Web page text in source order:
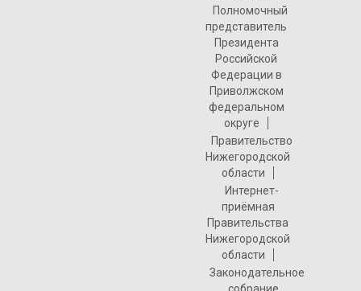
Полномочный
представитель
Президента
Российской
Федерации в
Приволжском
федеральном
округе
Правительство
Нижегородской
области
Интернет-
приёмная
Правительства
Нижегородской
области
Законодательное
собрание